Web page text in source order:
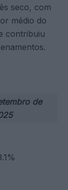
seco, com
médio do
contribuiu
de